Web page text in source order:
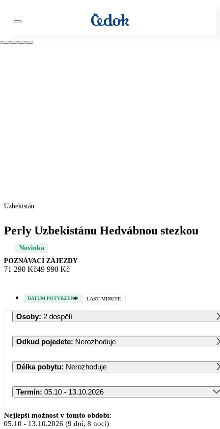
Uzbekistán
Perly Uzbekistánu Hedvábnou stezkou
Novinka
POZNÁVACÍ ZÁJEZDY
71 290 Kč49 990 Kč
DATUM POTVRZENO LAST MINUTE
Osoby: 2 dospělí
Odkud pojedete: Nerozhoduje
Délka pobytu: Nerozhoduje
Termín: 05.10 - 13.10.2026
Říjen 2026
Nejlepší možnost v tomto období:
05.10 - 13.10.2026 (9 dní, 8 nocí)